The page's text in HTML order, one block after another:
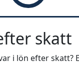
skatt
i lön efter skatt?